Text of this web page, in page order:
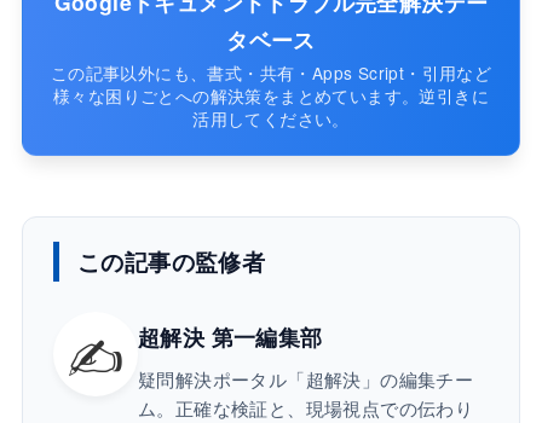
タベース
この記事以外にも、書式・共有・Apps Script・引用など
様々な困りごとへの解決策をまとめています。逆引きに
活用してください。
この記事の監修者
✍️ 超解決 第一編集部
疑問解決ポータル「超解決」の編集チー
ム。正確な検証と、現場視点での伝わり